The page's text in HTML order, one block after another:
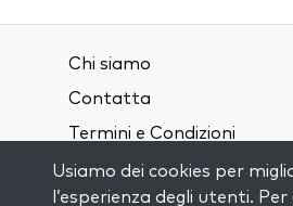
Chi siamo
Contatta
Termini e Condizioni
Privacy Policy
Usiamo dei cookies per
l’esperienza degli utenti.